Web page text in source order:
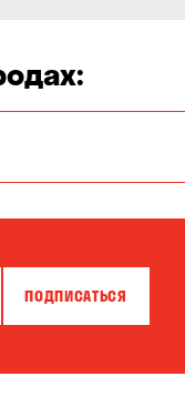
Бровары
Гатное
ПОДПИСАТЬСЯ